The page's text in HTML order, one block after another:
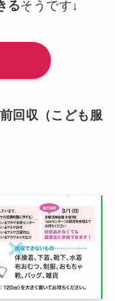
るそうです↓
回収（こども服